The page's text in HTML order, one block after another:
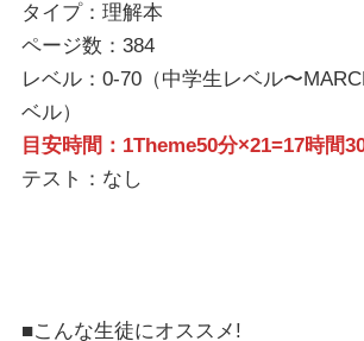
タイプ：理解本
ページ数：384
レベル：0-70（中学生レベル〜
ベル）
目安時間：1Theme50分×21=17時間
テスト：なし
■こんな生徒にオススメ!